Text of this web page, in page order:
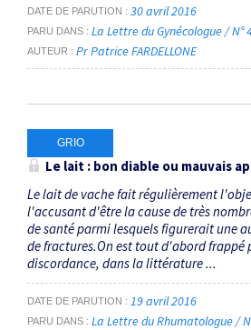
DATE DE PARUTION 30 avril 2016
PARU DANS La Lettre du Gynécologue / N°
AUTEUR Pr Patrice FARDELLONE
GRIO
Le lait : bon diable ou mauvais
Le lait de vache fait régulièrement
l'accusant d'être la cause de très
de santé parmi lesquels figurerait une
de fractures.On est tout d'abord frappé
discordance, dans la littérature ...
DATE DE PARUTION 19 avril 2016
PARU DANS La Lettre du Rhumatologue /